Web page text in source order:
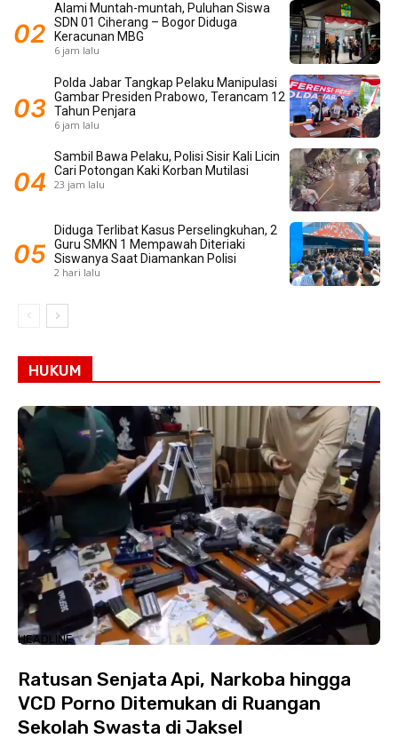
Alami Muntah-muntah, Puluhan Siswa
SDN 01 Ciherang – Bogor Diduga
Keracunan MBG
6 jam lalu
Polda Jabar Tangkap Pelaku Manipulasi
Gambar Presiden Prabowo, Terancam 12
Tahun Penjara
6 jam lalu
Sambil Bawa Pelaku, Polisi Sisir Kali Licin
Cari Potongan Kaki Korban Mutilasi
23 jam lalu
Diduga Terlibat Kasus Perselingkuhan, 2
Guru SMKN 1 Mempawah Diteriaki
Siswanya Saat Diamankan Polisi
2 hari lalu
HUKUM
HEADLINE
Ratusan Senjata Api, Narkoba hingga
VCD Porno Ditemukan di Ruangan
Sekolah Swasta di Jaksel